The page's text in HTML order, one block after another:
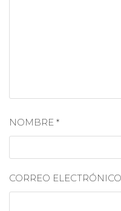
NOMBRE *
CORREO ELECTRÓNICO